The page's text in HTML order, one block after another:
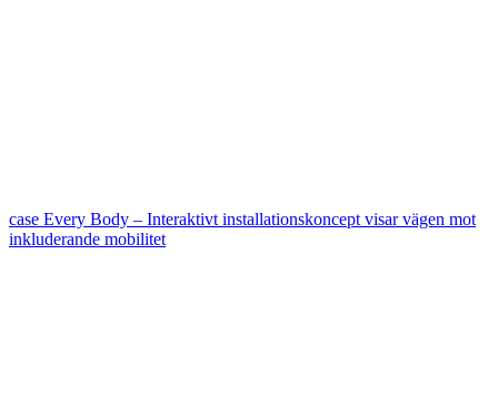
case Every Body – Interaktivt installationskoncept visar vägen mot
inkluderande mobilitet